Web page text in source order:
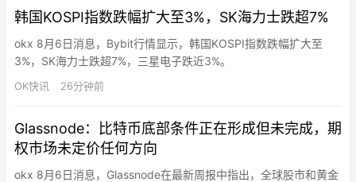
韩国KOSPI指数跌幅扩大至3%，SK海力士跌超7%
okx 8月6日消息，Bybit行情显示，韩国KOSPI指数跌幅扩大至
3%，SK海力士跌超7%，三星电子跌近3%。
OK快讯 26分钟前
Glassnode：比特币底部条件正在形成但未完成，期
权市场未定价任何方向
okx 8月6日消息，Glassnode在最新周报中指出，全球股市和黄金